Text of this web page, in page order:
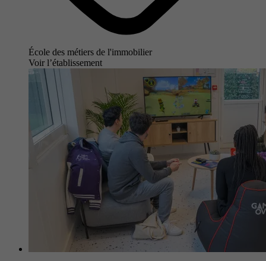
École des métiers de l'immobilier
Voir l’établissement